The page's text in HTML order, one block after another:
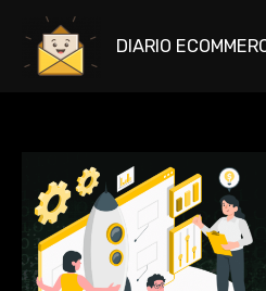
contenido
DIARIO